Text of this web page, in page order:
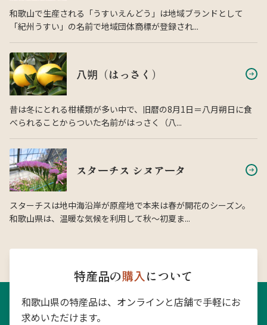
和歌山で生産される「うすいえんどう」は地域ブランドとして
「紀州うすい」の名前で地域団体商標が登録され...
八朔（はっさく）
昔は冬にとれる柑橘類が多い中で、旧暦の8月1日＝八月朔日に食
べられることからついた名前がはっさく（八...
スターチス シヌアータ
スターチスは地中海沿岸が原産地で本来は春が開花のシーズン。
和歌山県は、温暖な気候を利用して秋〜初夏ま...
特産品の購入について
和歌山県の特産品は、オンラインと店舗で手軽にお
求めいただけます。